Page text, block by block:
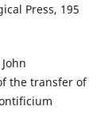
Press, 195
the transfer of